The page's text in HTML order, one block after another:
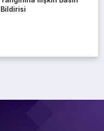
Bildirisi